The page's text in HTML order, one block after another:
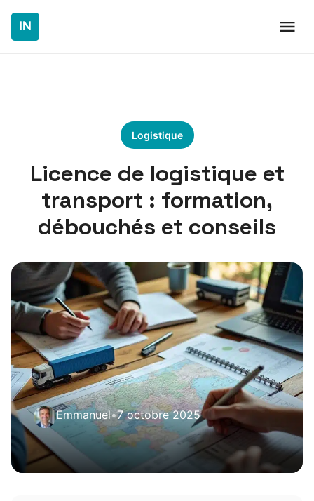
Logistique
Licence de logistique et
transport : formation,
débouchés et conseils
Emmanuel•7 octobre 2025